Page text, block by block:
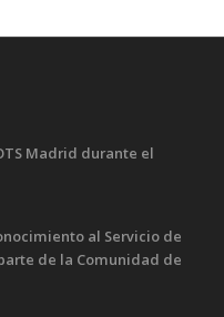
Madrid durante el
al Servicio de
de la Comunidad de